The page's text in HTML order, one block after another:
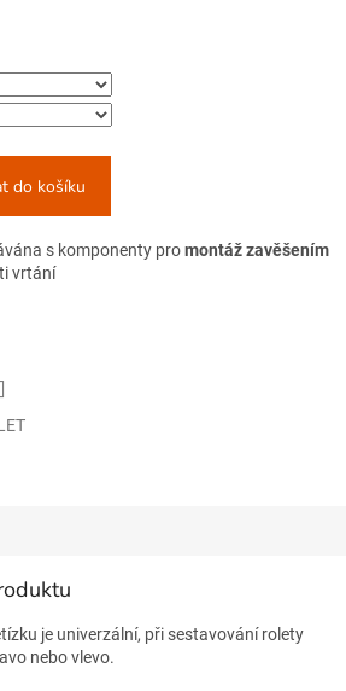
do košíku
s komponenty promontáž zavěšením
vrtání
je univerzální, při sestavování rolety
nebo vlevo.